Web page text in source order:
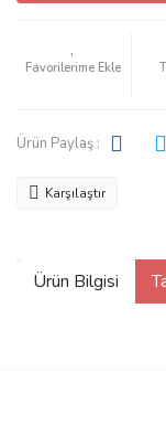
Ürün Paylaş :
Karşılaştır
Ürün Bilgisi